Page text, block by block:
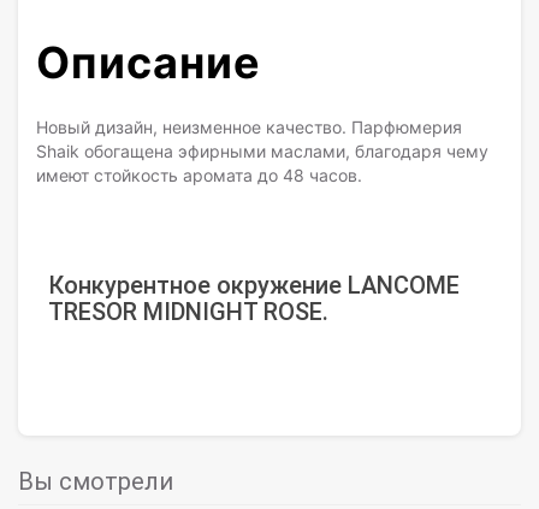
Описание
Новый дизайн, неизменное качество. Парфюмерия
Shaik обогащена эфирными маслами, благодаря чему
имеют стойкость аромата до 48 часов.
Конкурентное окружение LANCOME
ТRESOR MIDNIGHT ROSE.
Вы смотрели